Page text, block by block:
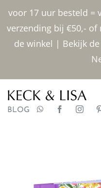
voor 17 uur besteld =
verzending bij €50,-
de winkel | Bekijk
inhoud
BLOG